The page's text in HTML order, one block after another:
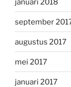
september
augustus 2017
mei 2017
januari 2017